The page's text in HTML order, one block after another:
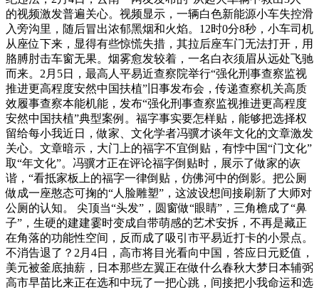
的视频激发普遍关心。视频显示，一辆白色新能源小车失控滑
入旁沟里，随后冒出浓郁黑烟和火焰。12时0分8秒，小车司机
从座位下来，显得有些惊慌失措，其拉后座车门无法打开，用
胳膊肘击车窗无果。烟雾愈发较着，一名白衣须眉从远处飞驰
而来。2月5日，最高人平易近查察院举行“强化刑事查察监视
推进更高程度安然中国扶植”旧事发布会，传递查察机关高质
效履事查察本能机能，发布“强化刑事查察监视推进更高程度
安然中国扶植”典型案例。福字事实要怎样贴，能够把选择权
留给每小我近日，做家、文化学者冯骥才谈年文化的文章激发
关心。文章暗示，大门上的福字不宜倒贴，有悖中国“门文化”
取“年文化”。冯骥才正在评论福字倒贴时，展示了做家的诙
谐，“看抵家板上的福字一律倒贴，仿佛河中的倒影。把公厕
做成一座憨态可掬的“人脸雕塑”，这波设想间接刷新了大师对
公厕的认知。 尖顶当“头发”，圆窗做“眼睛”，三角檐成了“鼻
子”，生硬的建建霎时变成自带萌感的艺术安拆，不再是藏正
在角落的功能性空间，反而成了吸引市平易近打卡的小景点。
不消告退了？2月4日，高市将目光看向中国，答应日元贬值，
美元被釜底抽薪，日本那些左翼正在做什么春秋大梦日本辅弼
高市早苗比来正在选和中玩了一把心跳，间接把小我命运和选